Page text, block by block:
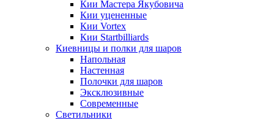
Кии Мастера Якубовича
Кии уцененные
Кии Vortex
Кии Startbilliards
Киевницы и полки для шаров
Напольная
Настенная
Полочки для шаров
Эксклюзивные
Современные
Светильники